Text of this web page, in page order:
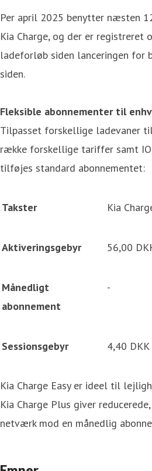
Per april 2025 benytter næsten
Kia Charge, og der er registreret
ladeforløb siden lanceringen
siden.
Fleksible abonnementer til
Tilpasset forskellige ladevaner
række forskellige tariffer samt
tilføjes standard abonnementet:
Takster Kia
Aktiveringsgebyr 56,00
Månedligt
abonnement
-
Sessionsgebyr 4,40 DKK
Kia Charge Easy er ideel til
Kia Charge Plus giver
netværk mod en månedlig